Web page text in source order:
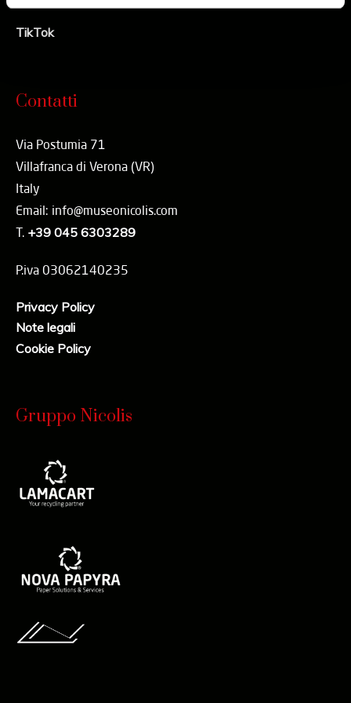
TikTok
Contatti
Via Postumia 71
Villafranca di Verona (VR)
Italy
Email: info@museonicolis.com
T. +39 045 6303289
P.iva 03062140235
Privacy Policy
Note legali
Cookie Policy
Gruppo Nicolis